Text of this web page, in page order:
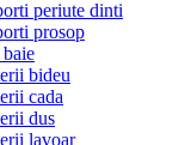
periute dinti
prosop
bideu
cada
dus
lavoar